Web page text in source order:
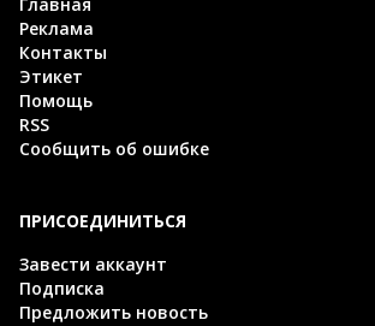
Главная
Реклама
Контакты
Этикет
Помощь
RSS
Сообщить об ошибке
ПРИСОЕДИНИТЬСЯ
Завести аккаунт
Подписка
Предложить новость